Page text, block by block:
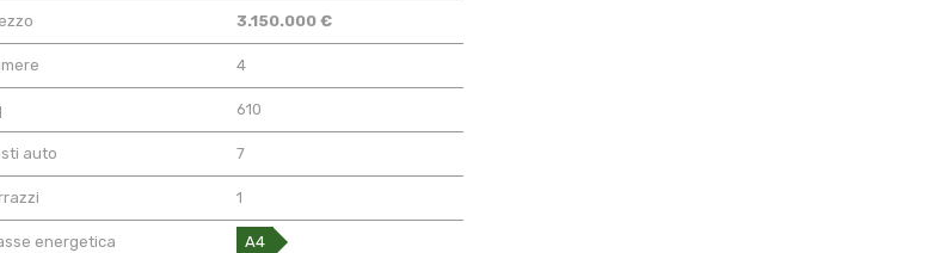
3.150.000 €
4
610
auto 7
1
energetica A4